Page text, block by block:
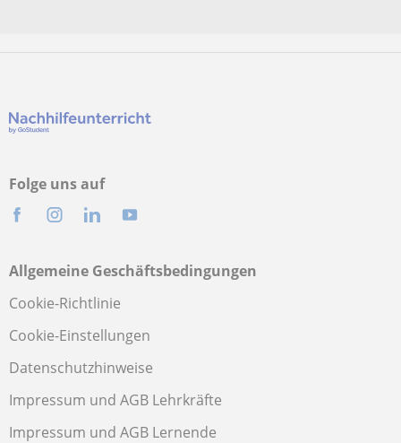
Folge uns auf
Allgemeine Geschäftsbedingungen
Cookie-Richtlinie
Cookie-Einstellungen
Datenschutzhinweise
Impressum und AGB Lehrkräfte
Impressum und AGB Lernende